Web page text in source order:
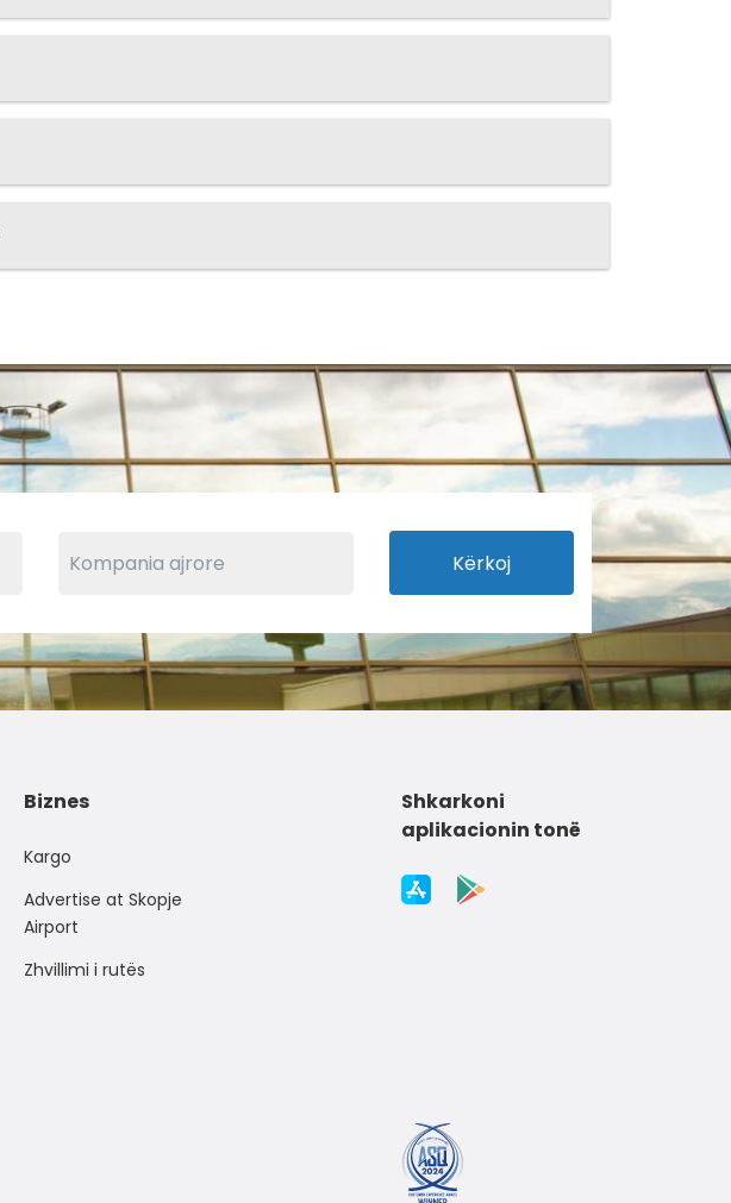
Kërkoj
Biznes
Kargo
Advertise at Skopje
Airport
Zhvillimi i rutës
Shkarkoni
aplikacionin tonë